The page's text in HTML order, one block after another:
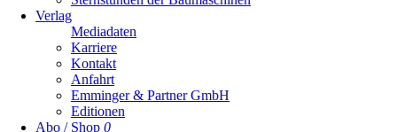
Verlag
Mediadaten
Karriere
Kontakt
Anfahrt
Emminger & Partner GmbH
Editionen
Abo / Shop 0